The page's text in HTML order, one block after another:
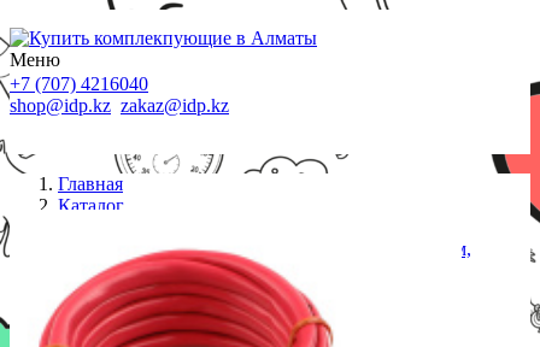
Меню
+7 (707) 4216040
shop@idp.kz zakaz@idp.kz
Главная
Каталог
Патч-корд UTP Cablexpert PP12-2M/RO кат.5e, 2м,
литой, многожильный (розовый)